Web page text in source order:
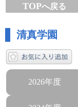
TOPへ戻る
清真学園
2026年度